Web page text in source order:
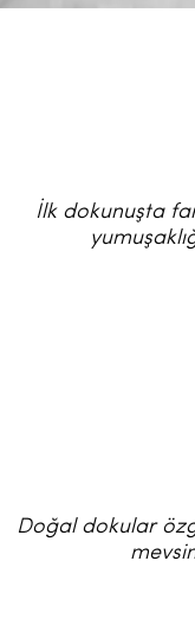
İlk dokunuşta
Doğal dokular